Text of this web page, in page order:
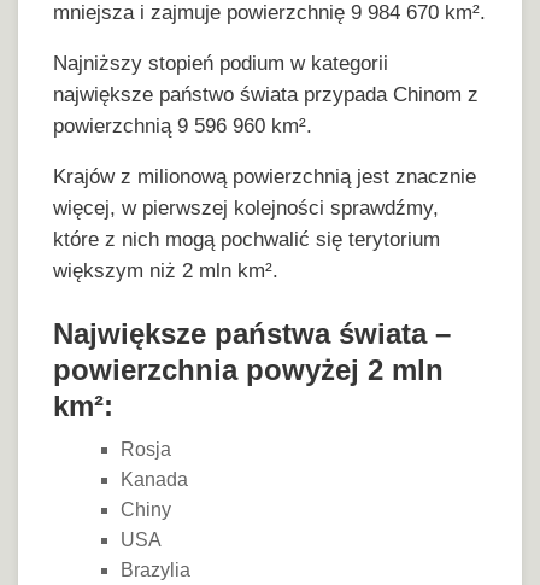
mniejsza i zajmuje powierzchnię 9 984 670 km².
Najniższy stopień podium w kategorii
największe państwo świata przypada Chinom z
powierzchnią 9 596 960 km².
Krajów z milionową powierzchnią jest znacznie
więcej, w pierwszej kolejności sprawdźmy,
które z nich mogą pochwalić się terytorium
większym niż 2 mln km².
Największe państwa świata –
powierzchnia powyżej 2 mln
km²:
Rosja
Kanada
Chiny
USA
Brazylia